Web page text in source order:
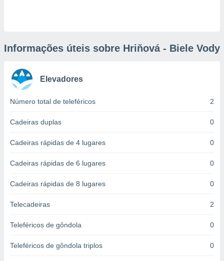
únicos
e
este sitio
de
seus
tal,
Informações úteis sobre Hriňová - Biele Vody
Elevadores
Número total de teleféricos 2
Cadeiras duplas 0
Cadeiras rápidas de 4 lugares 0
Cadeiras rápidas de 6 lugares 0
Cadeiras rápidas de 8 lugares 0
Telecadeiras 2
Teleféricos de gôndola 0
Teleféricos de gôndola triplos 0